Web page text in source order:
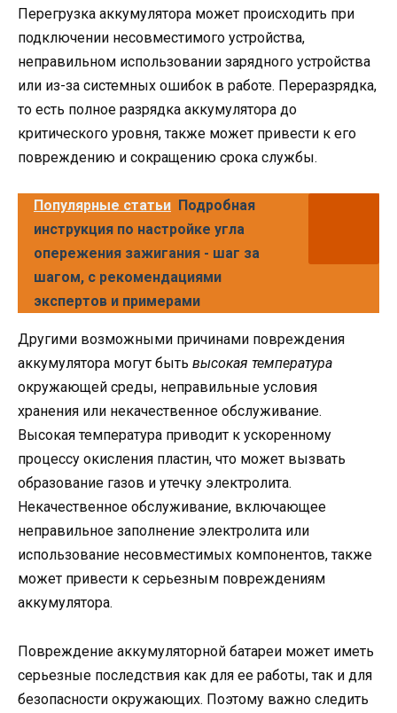
Перегрузка аккумулятора может происходить при
подключении несовместимого устройства,
неправильном использовании зарядного устройства
или из-за системных ошибок в работе. Переразрядка,
то есть полное разрядка аккумулятора до
критического уровня, также может привести к его
повреждению и сокращению срока службы.
Популярные статьи Подробная
инструкция по настройке угла
опережения зажигания - шаг за
шагом, с рекомендациями
экспертов и примерами
Другими возможными причинами повреждения
аккумулятора могут быть высокая температура
окружающей среды, неправильные условия
хранения или некачественное обслуживание.
Высокая температура приводит к ускоренному
процессу окисления пластин, что может вызвать
образование газов и утечку электролита.
Некачественное обслуживание, включающее
неправильное заполнение электролита или
использование несовместимых компонентов, также
может привести к серьезным повреждениям
аккумулятора.
Повреждение аккумуляторной батареи может иметь
серьезные последствия как для ее работы, так и для
безопасности окружающих. Поэтому важно следить